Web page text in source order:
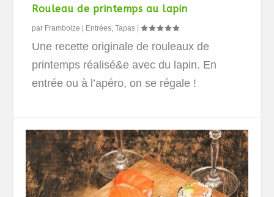
Rouleau de printemps au lapin
par Framboize Entrées,Tapas |
Une recette originale de rouleaux de
printemps réalisé&e avec du lapin. En
entrée ou à l’apéro, on se régale !